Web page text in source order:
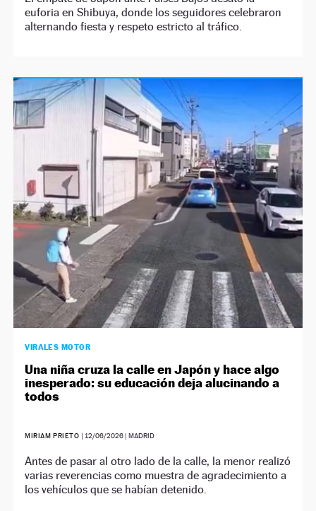
euforia en Shibuya, donde los seguidores celebraron
alternando fiesta y respeto estricto al tráfico.
VIRALES MOTOR
Una niña cruza la calle en Japón y hace algo
inesperado: su educación deja alucinando a
todos
MIRIAM PRIETO | 12/06/2026| MADRID
Antes de pasar al otro lado de la calle, la menor realizó
varias reverencias como muestra de agradecimiento a
los vehículos que se habían detenido.